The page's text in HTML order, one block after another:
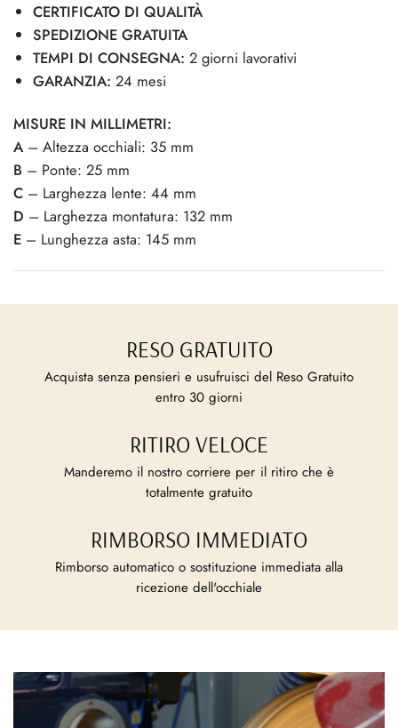
CERTIFICATO DI QUALITÀ
SPEDIZIONE GRATUITA
TEMPI DI CONSEGNA: 2 giorni lavorativi
GARANZIA: 24 mesi
MISURE IN MILLIMETRI:
A– Altezza occhiali: 35 mm
B – Ponte: 25 mm
C – Larghezza lente: 44 mm
D – Larghezza montatura: 132 mm
E – Lunghezza asta: 145 mm
RESO GRATUITO
Acquista senza pensieri e usufruisci del Reso Gratuito
entro 30 giorni
RITIRO VELOCE
Manderemo il nostro corriere per il ritiro che è
totalmente gratuito
RIMBORSO IMMEDIATO
Rimborso automatico o sostituzione immediata alla
ricezione dell'occhiale